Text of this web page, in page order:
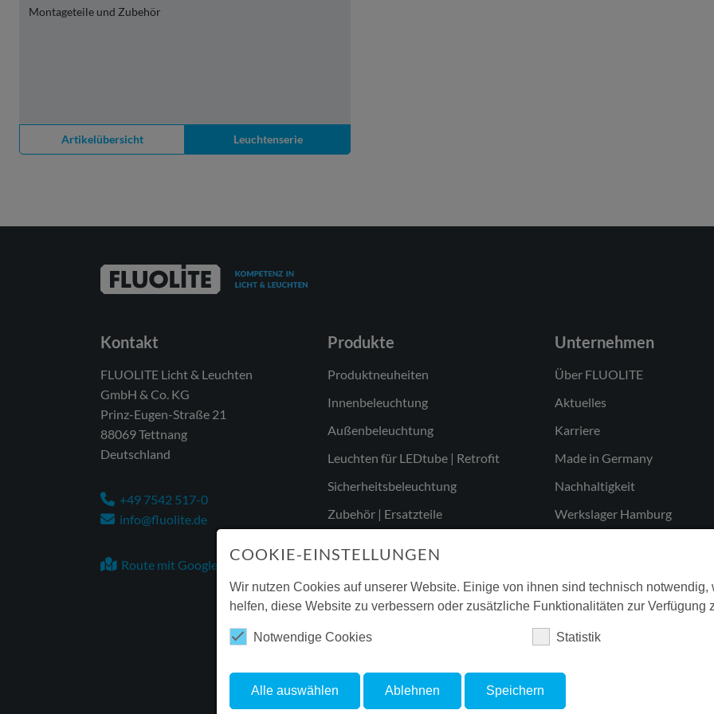
Montageteile und Zubehör
Artikelübersicht Leuchtenserie
Kontakt
FLUOLITE Licht & Leuchten
GmbH & Co. KG
Prinz-Eugen-Straße 21
88069 Tettnang
Deutschland
+49 7542 517-0
info@fluolite.de
Route mit Google Maps
Produkte
Produktneuheiten
Innenbeleuchtung
Außenbeleuchtung
Leuchten für LEDtube | Retrofit
Sicherheitsbeleuchtung
Zubehör | Ersatzteile
Unternehmen
Über FLUOLITE
Aktuelles
Karriere
Made in Germany
Nachhaltigkeit
Werkslager Hamburg
COOKIE-EINSTELLUNGEN
Wir nutzen Cookies auf unserer Website. Einige von ihnen sind technisch notwendig,
helfen, diese Website zu verbessern oder zusätzliche Funktionalitäten zur Verfügung
Notwendige Cookies Statistik
Alle auswählen Ablehnen Speichern